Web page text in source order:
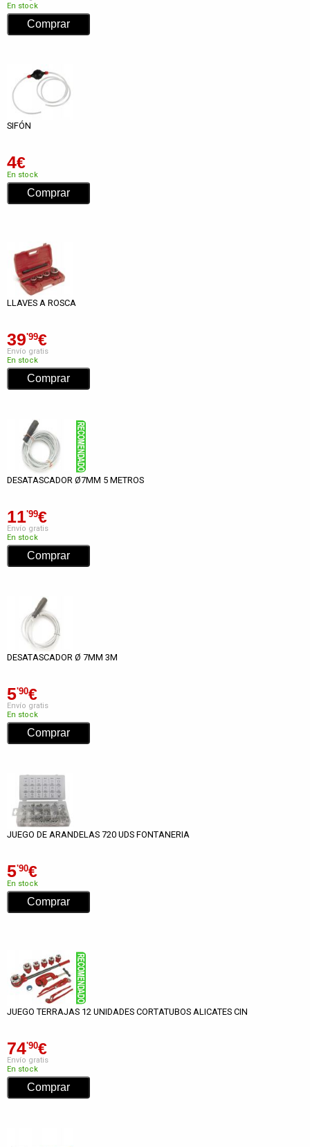
En stock
SIFÓN
4€
En stock
LLAVES A ROSCA
39'99€
Envío gratis
En stock
DESATASCADOR Ø7MM 5 METROS
11'99€
Envío gratis
En stock
DESATASCADOR Ø 7MM 3M
5'90€
Envío gratis
En stock
JUEGO DE ARANDELAS 720 UDS FONTANERIA
5'90€
En stock
JUEGO TERRAJAS 12 UNIDADES CORTATUBOS ALICATES CIN
74'90€
Envío gratis
En stock